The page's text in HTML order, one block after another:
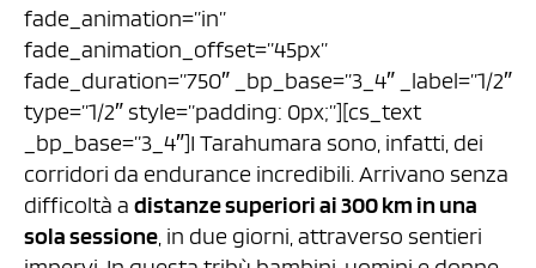
fade_animation=”in”
fade_animation_offset=”45px”
fade_duration=”750″ _bp_base=”3_4″ _label=”1/2″
type=”1/2″ style=”padding: 0px;”][cs_text
_bp_base=”3_4″]I Tarahumara sono, infatti, dei
corridori da endurance incredibili. Arrivano senza
difficoltà a distanze superiori ai 300 km in una
sola sessione , in due giorni, attraverso sentieri